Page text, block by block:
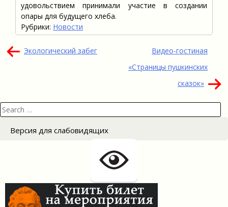
удовольствием принимали участие в создании
опары для будущего хлеба.
Рубрики: Новости
Навигация
Экологический забег
Видео-гостиная
«Страницы пушкинских
сказок»
Search
for:
Версия для слабовидящих